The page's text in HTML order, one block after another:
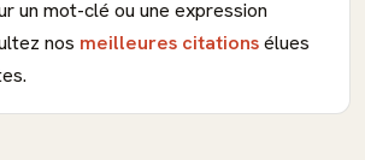
un mot-clé ou une expression
nos meilleures citationsélues